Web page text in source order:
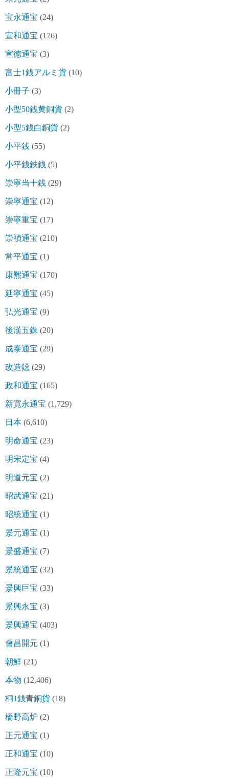
宝永通宝 (24)
宣和通宝 (176)
宣徳通宝 (3)
富士1銭アルミ貨 (10)
小冊子 (3)
小型50銭黄銅貨 (2)
小型5銭白銅貨 (2)
小平銭 (55)
小平銭鉄銭 (5)
崇寧当十銭 (29)
崇寧通宝 (12)
崇寧重宝 (17)
崇禎通宝 (210)
常平通宝 (1)
康熈通宝 (170)
延寧通宝 (45)
弘光通宝 (9)
後漢五銖 (20)
成泰通宝 (29)
改造鐚 (29)
政和通宝 (165)
新寛永通宝 (1,729)
日本 (6,610)
明命通宝 (23)
明宋定宝 (4)
明道元宝 (2)
昭武通宝 (21)
昭統通宝 (1)
景元通宝 (1)
景盛通宝 (7)
景統通宝 (32)
景興巨宝 (33)
景興永宝 (3)
景興通宝 (403)
會昌開元 (1)
朝鮮 (21)
本物 (12,406)
桐1銭青銅貨 (18)
橋野高炉 (2)
正元通宝 (1)
正和通宝 (10)
正隆元宝 (10)